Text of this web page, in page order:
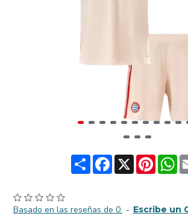
ShareFacebook
X
Basado en las reseñas de 0. - Escribe un